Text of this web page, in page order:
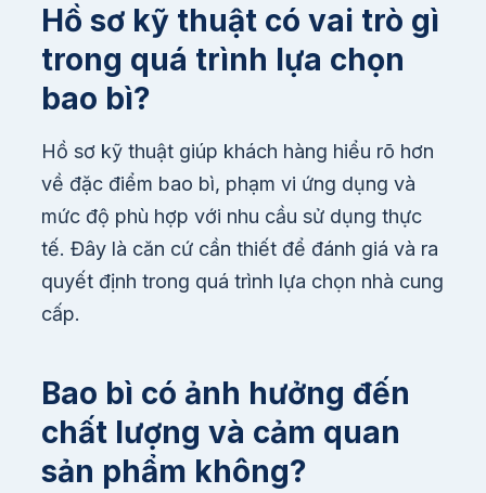
Hồ sơ kỹ thuật có vai trò gì
trong quá trình lựa chọn
bao bì?
Hồ sơ kỹ thuật giúp khách hàng hiểu rõ hơn
về đặc điểm bao bì, phạm vi ứng dụng và
mức độ phù hợp với nhu cầu sử dụng thực
tế. Đây là căn cứ cần thiết để đánh giá và ra
quyết định trong quá trình lựa chọn nhà cung
cấp.
Bao bì có ảnh hưởng đến
chất lượng và cảm quan
sản phẩm không?